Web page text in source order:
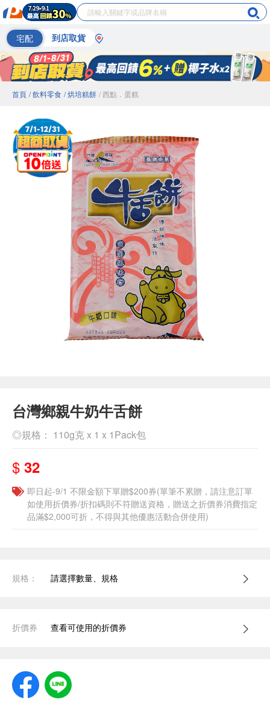
宅配 到店取貨
首頁 / 飲料零食 / 烘培糕餅 / 西點．蛋糕
台灣鄉親牛奶牛舌餅
◎規格： 110g克 x 1 x 1Pack包
$ 32
即日起-9/1 不限金額下單贈$200券(單筆不累贈，請注意訂單
如使用折價券/折扣碼則不符贈送資格，贈送之折價券消費指定
品滿$2,000可折，不得與其他優惠活動合併使用)
規格： 請選擇數量、規格
折價券 查看可使用的折價券